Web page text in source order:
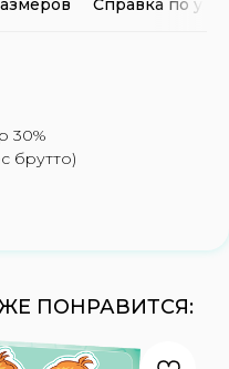
Справка по
30%
брутто)
ПОНРАВИТСЯ: